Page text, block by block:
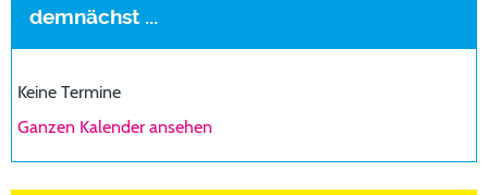
demnächst ...
Keine Termine
Ganzen Kalender ansehen